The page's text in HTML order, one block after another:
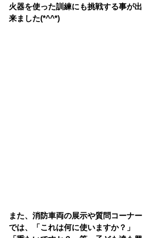
火器を使った訓練にも挑戦する事が出
来ました(*^^*)
また、消防車両の展示や質問コーナー
では、「これは何に使いますか？」